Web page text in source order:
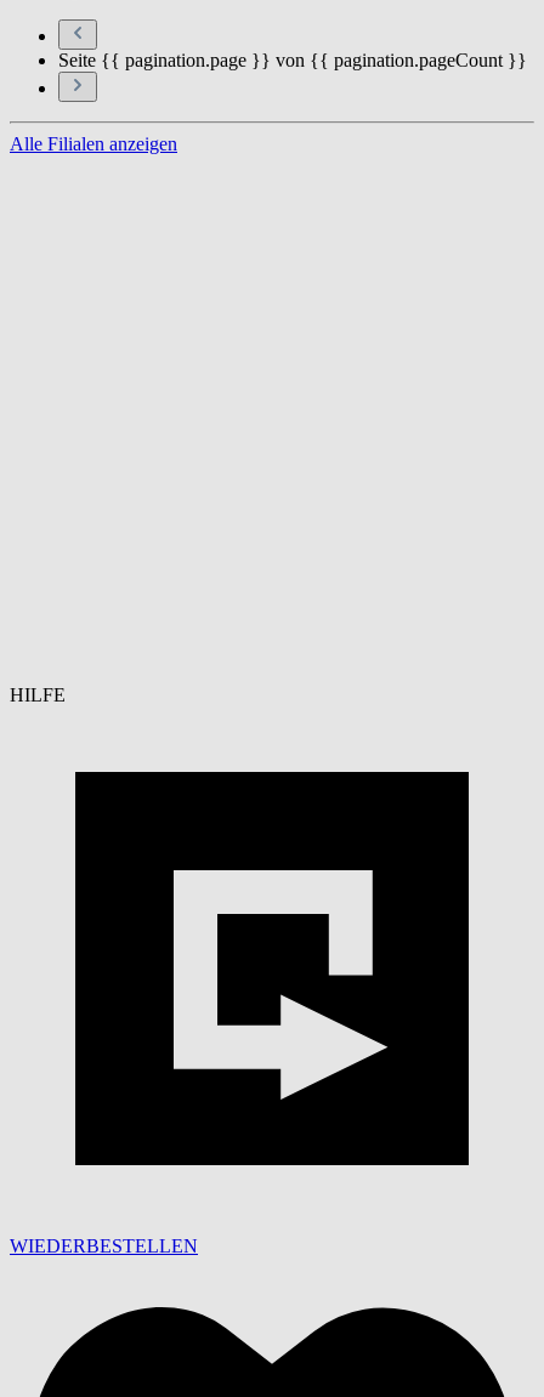
Seite {{ pagination.page }} von {{ pagination.pageCount }}
Alle Filialen anzeigen
HILFE
WIEDERBESTELLEN